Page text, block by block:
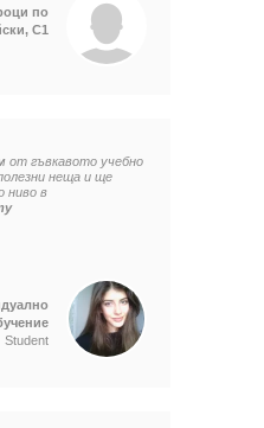
по
C1
от гъвкавото учебно
неща и ще
ниво в
Student